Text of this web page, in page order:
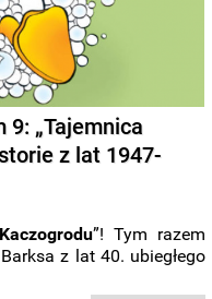
9: „Tajemnica
z lat 1947-
Kaczogrodu”! Tym razem
z lat 40. ubiegłego